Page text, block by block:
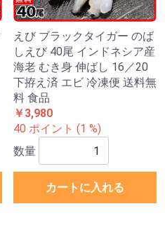
えび ブラックタイガー のば
しえび 40尾 インドネシア産
海老 むき身 伸ばし 16／20
下拵え済 エビ 冷凍便 送料無
料 食品
￥3,980
40 ポイント (1 %)
数量
カートに入れる